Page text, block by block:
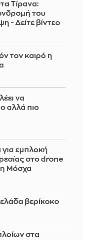
Τίρανα:
του
- Δείτε βίντεο
τον καιρό η
να
αλλά πιο
για εμπλοκή
στο drone
η Μόσχα
βερίκοκο
στα